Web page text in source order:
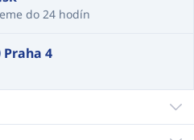
do 24 hodín
Praha 4